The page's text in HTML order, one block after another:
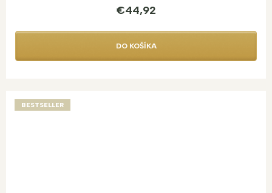
€44,92
DO KOŠÍKA
BESTSELLER